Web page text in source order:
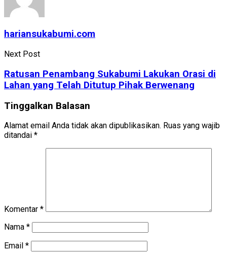
hariansukabumi.com
Next Post
Ratusan Penambang Sukabumi Lakukan Orasi di
Lahan yang Telah Ditutup Pihak Berwenang
Tinggalkan Balasan
Alamat email Anda tidak akan dipublikasikan. Ruas yang wajib
ditandai *
Komentar *
Nama *
Email *